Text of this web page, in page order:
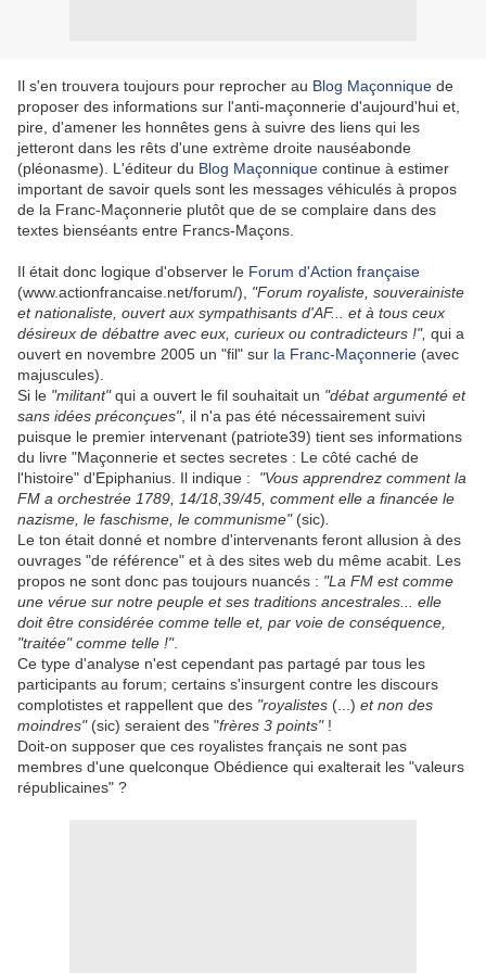
Il s'en trouvera toujours pour reprocher au Blog Maçonnique de
proposer des informations sur l'anti-maçonnerie d'aujourd'hui et,
pire, d'amener les honnêtes gens à suivre des liens qui les
jetteront dans les rêts d'une extrème droite nauséabonde
(pléonasme). L'éditeur du Blog Maçonnique continue à estimer
important de savoir quels sont les messages véhiculés à propos
de la Franc-Maçonnerie plutôt que de se complaire dans des
textes bienséants entre Francs-Maçons.
Il était donc logique d'observer le Forum d'Action française
(www.actionfrancaise.net/forum/), "Forum royaliste, souverainiste
et nationaliste, ouvert aux sympathisants d'AF... et à tous ceux
désireux de débattre avec eux, curieux ou contradicteurs !", qui a
ouvert en novembre 2005 un "fil" sur la Franc-Maçonnerie (avec
majuscules).
Si le "militant"qui a ouvert le fil souhaitait un "débat argumenté et
sans idées préconçues", il n'a pas été nécessairement suivi
puisque le premier intervenant (patriote39) tient ses informations
du livre "Maçonnerie et sectes secretes : Le côté caché de
l'histoire" d'Epiphanius. Il indique : "Vous apprendrez comment la
FM a orchestrée 1789, 14/18,39/45, comment elle a financée le
nazisme, le faschisme , le communisme" (sic)
Le ton était donné et nombre d'intervenants feront allusion à des
ouvrages "de référence" et à des sites web du même acabit. Les
propos ne sont donc pas toujours nuancés : "La FM est comme
une vérue sur notre peuple et ses traditions ancestrales... elle
doit être considérée comme telle et, par voie de conséquence,
"traitée" comme telle !".
Ce type d'analyse n'est cependant pas partagé par tous les
participants au forum; certains s'insurgent contre les discours
complotistes et rappellent que des "royalistes (...) et non des
moindres" (sic) seraient des "frères 3 points" !
Doit-on supposer que ces royalistes français ne sont pas
membres d'une quelconque Obédience qui exalterait les "valeurs
républicaines" ?